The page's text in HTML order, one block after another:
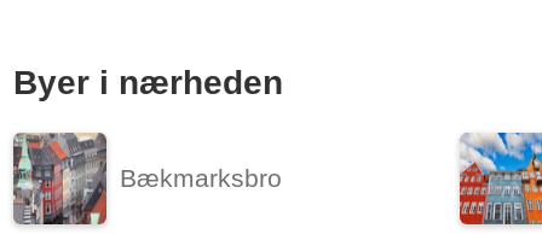
Byer i nærheden
Bækmarksbro